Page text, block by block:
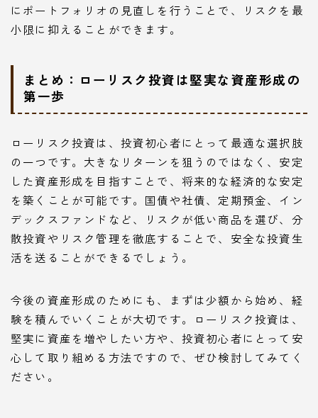
にポートフォリオの見直しを行うことで、リスクを最
小限に抑えることができます。
まとめ：ローリスク投資は堅実な資産形成の
第一歩
ローリスク投資は、投資初心者にとって最適な選択肢
の一つです。大きなリターンを狙うのではなく、安定
した資産形成を目指すことで、将来的な経済的な安定
を築くことが可能です。国債や社債、定期預金、イン
デックスファンドなど、リスクが低い商品を選び、分
散投資やリスク管理を徹底することで、安全な投資生
活を送ることができるでしょう。
今後の資産形成のためにも、まずは少額から始め、経
験を積んでいくことが大切です。ローリスク投資は、
堅実に資産を増やしたい方や、投資初心者にとって安
心して取り組める方法ですので、ぜひ検討してみてく
ださい。